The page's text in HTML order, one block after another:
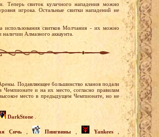
Теперь свиток кулачного нападения можно
игрока. Остальные свитки нападений не
использования свитков Молчания - их можно
Алмазного аккаунта.
Подавляющее большинство кланов подали
Чемпионате и на их место, согласно правилам
место в предыдущем Чемпионате, но не
DarkStone
Сичь Пингвины Yankees